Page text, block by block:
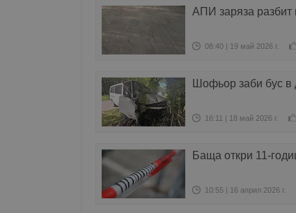
АПИ заряза разбит
08:40 | 19 май 2026 г.
Шофьор заби бус в
16:11 | 18 май 2026 г.
Баща откри 11-
10:55 | 16 април 2026 г.